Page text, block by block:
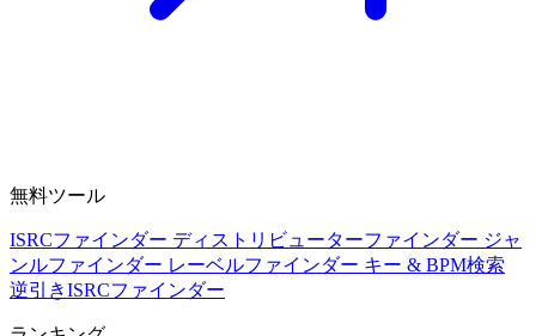
無料ツール
ISRCファインダー ディストリビューターファインダー ジャ
ンルファインダー レーベルファインダー キー & BPM検索
逆引きISRCファインダー